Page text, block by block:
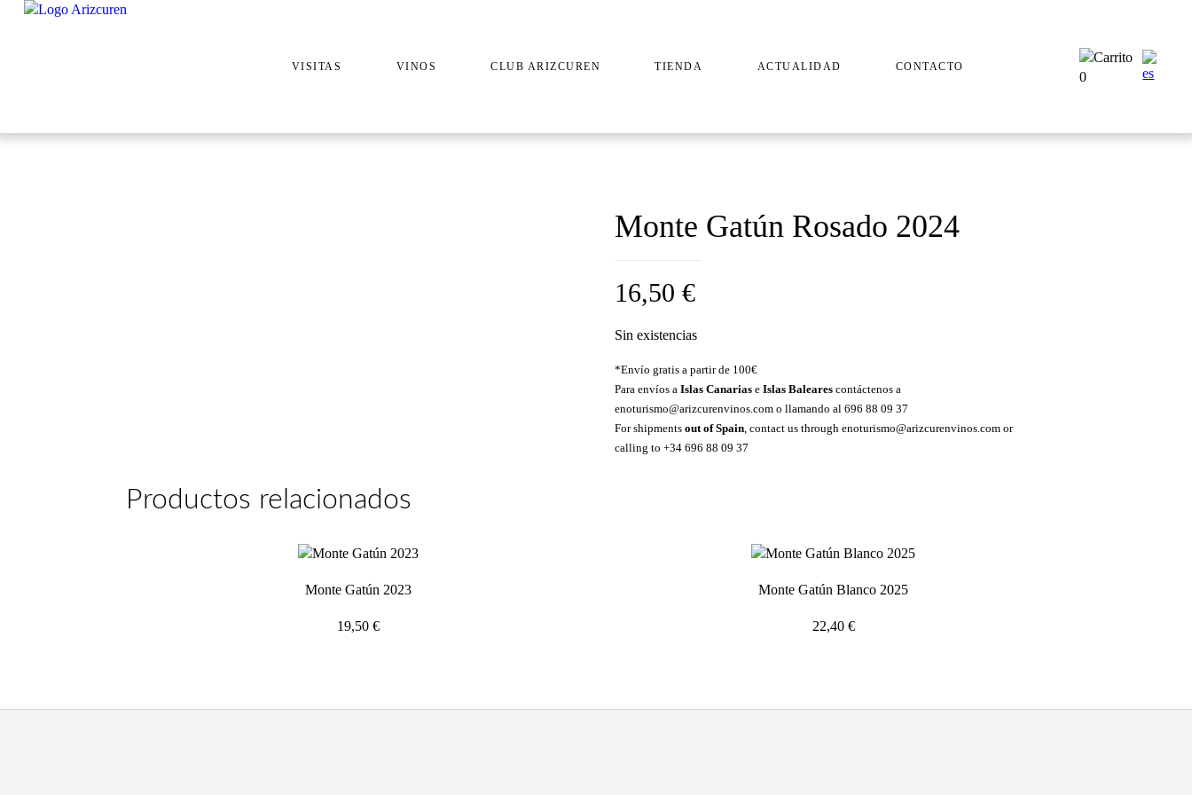
VISITAS VINOS CLUB ARIZCUREN TIENDA ACTUALIDAD CONTACTO
0
Monte Gatún Rosado 2024
16,50€
Sin existencias
*Envío gratis a partir de 100€
Para envíos aIslas Canarias eIslas Baleares contáctenos a
enoturismo@arizcurenvinos.com o llamando al696 88 09 37
For shipmentsout of Spain , contact us through enoturismo@arizcurenvinos.com or
calling to+34 696 88 09 37
Productos relacionados
Monte Gatún 2023
19,50€
Monte Gatún Blanco 2025
22,40 €